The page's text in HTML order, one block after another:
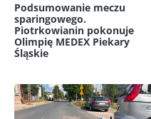
Podsumowanie meczu
sparingowego.
Piotrkowianin pokonuje
Olimpię MEDEX Piekary
Śląskie